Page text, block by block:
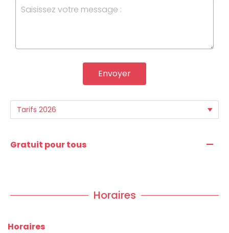
Envoyer
Gratuit pour tous —
Horaires
Horaires